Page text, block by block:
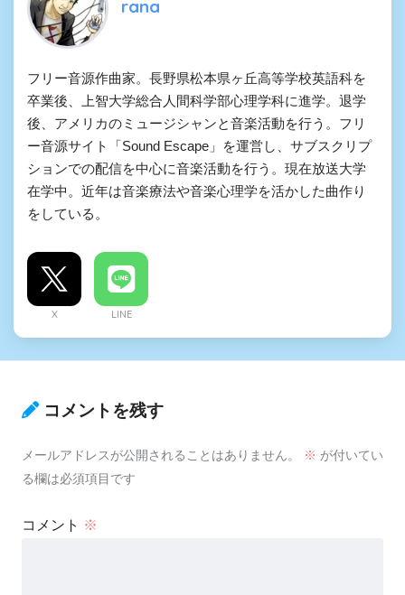
rana
フリー音源作曲家。長野県松本県ヶ丘高等学校英語科を
卒業後、上智大学総合人間科学部心理学科に進学。退学
後、アメリカのミュージシャンと音楽活動を行う。フリ
ー音源サイト「Sound Escape」を運営し、サブスクリプ
ションでの配信を中心に音楽活動を行う。現在放送大学
在学中。近年は音楽療法や音楽心理学を活かした曲作り
をしている。
X LINE
コメントを残す
メールアドレスが公開されることはありません。 ※ が付いてい
る欄は必須項目です
コメント ※